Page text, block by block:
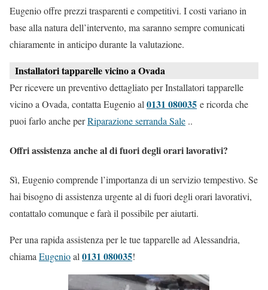
Eugenio offre prezzi trasparenti e competitivi. I costi variano in
base alla natura dell’intervento, ma saranno sempre comunicati
chiaramente in anticipo durante la valutazione.
Installatori tapparelle vicino a Ovada
Per ricevere un preventivo dettagliato per Installatori tapparelle
vicino a Ovada, contatta Eugenio al 0131 080035 e ricorda che
puoi farlo anche perRiparazione serranda Sale ..
Offri assistenza anche al di fuori degli orari lavorativi?
Sì, Eugenio comprende l’importanza di un servizio tempestivo. Se
hai bisogno di assistenza urgente al di fuori degli orari lavorativi,
contattalo comunque e farà il possibile per aiutarti.
Per una rapida assistenza per le tue tapparelle ad Alessandria,
chiamaEugenioal0131 080035!